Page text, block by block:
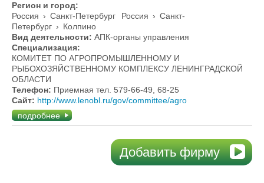
Регион и город:
Россия › Санкт-Петербург Россия › Санкт-
Петербург › Колпино
Вид деятельности: АПК-органы управления
Специализация:
КОМИТЕТ ПО АГРОПРОМЫШЛЕННОМУ И
РЫБОХОЗЯЙСТВЕННОМУ КОМПЛЕКСУ ЛЕНИНГРАДСКОЙ
ОБЛАСТИ
Телефон: Приемная тел. 579-66-49, 68-25
Сайт: http://www.lenobl.ru/gov/committee/agro
подробнее
Добавить фирму